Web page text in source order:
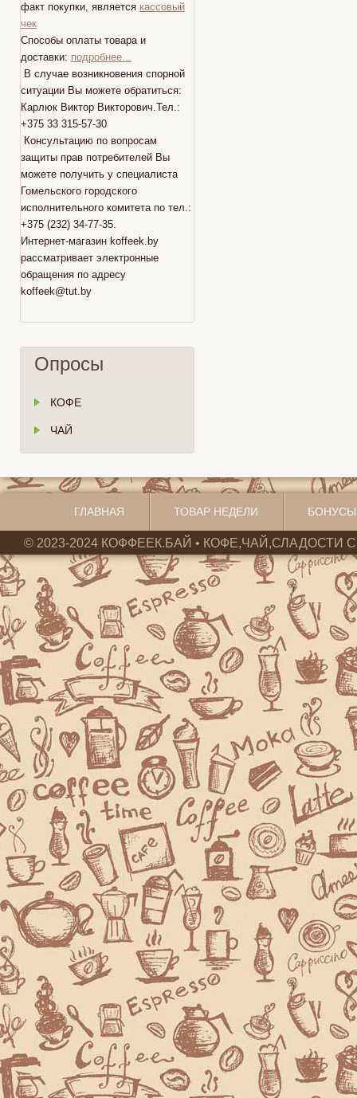
факт покупки, является кассовый
чек
Способы оплаты товара и
доставки: подробнее...
В случае возникновения спорной
ситуации Вы можете обратиться:
Карлюк Виктор Викторович.Тел.:
+375 33 315-57-30
Консультацию по вопросам
защиты прав потребителей Вы
можете получить у специалиста
Гомельского городского
исполнительного комитета по тел.:
+375 (232) 34-77-35.
Интернет-магазин koffeek.by
рассматривает электронные
обращения по адресу
koffeek@tut.by
Опросы
КОФЕ
ЧАЙ
ГЛАВНАЯ ТОВАР НЕДЕЛИ
© 2023-2024 КОФФЕЕК.БАЙ • КОФЕ,ЧАЙ,СЛАДОСТИ С